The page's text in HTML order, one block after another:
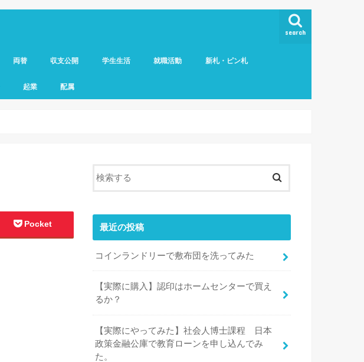
search
両替 収支公開 学生生活 就職活動 新札・ピン札
起業 配属
Pocket 最近の投稿
コインランドリーで敷布団を洗ってみた
【実際に購入】認印はホームセンターで買え
るか？
【実際にやってみた】社会人博士課程 日本
政策金融公庫で教育ローンを申し込んでみ
た。